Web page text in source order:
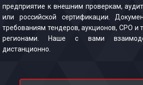
предприятие к внешним проверкам,
или российской сертификации.
требованиям тендеров, аукционов, СРО и
регионами. Наше с вами
дистанционно.